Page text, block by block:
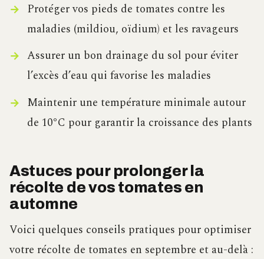
Protéger vos pieds de tomates contre les
maladies (mildiou, oïdium) et les ravageurs
Assurer un bon drainage du sol pour éviter
l’excès d’eau qui favorise les maladies
Maintenir une température minimale autour
de 10°C pour garantir la croissance des plants
Astuces pour prolonger la
récolte de vos tomates en
automne
Voici quelques conseils pratiques pour optimiser
votre récolte de tomates en septembre et au-delà :